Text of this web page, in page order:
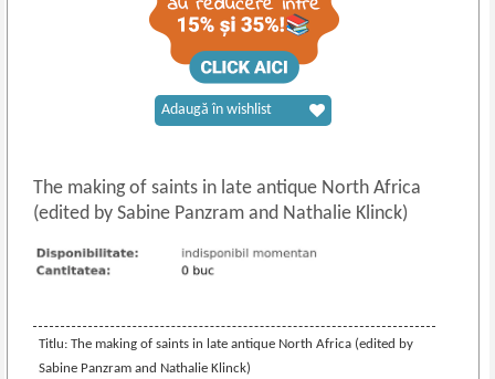
The making of saints in late antique North Africa
(edited by Sabine Panzram and Nathalie Klinck)
Titlu: The making of saints in late antique North Africa (edited by
Sabine Panzram and Nathalie Klinck)
Adaugă în wishlist